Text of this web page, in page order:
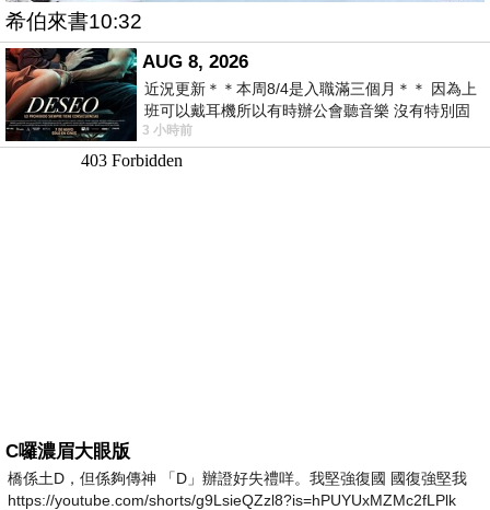
希伯來書10:32
AUG 8, 2026
近況更新＊＊本周8/4是入職滿三個月＊＊ 因為上
班可以戴耳機所以有時辦公會聽音樂 沒有特別固
定哪天但就是一周某一天會固定聽'90
3 小時前
C囉濃眉大眼版
橋係土D，但係夠傳神 「D」辦證好失禮咩。我堅強復國 國復強堅我
https://youtube.com/shorts/g9LsieQZzl8?is=hPUYUxMZMc2fLPlk